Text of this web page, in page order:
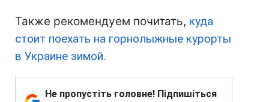
Также рекомендуем почитать, куда
стоит поехать на горнолыжные курорты
в Украине зимой.
Не пропустіть головне! Підпишіться